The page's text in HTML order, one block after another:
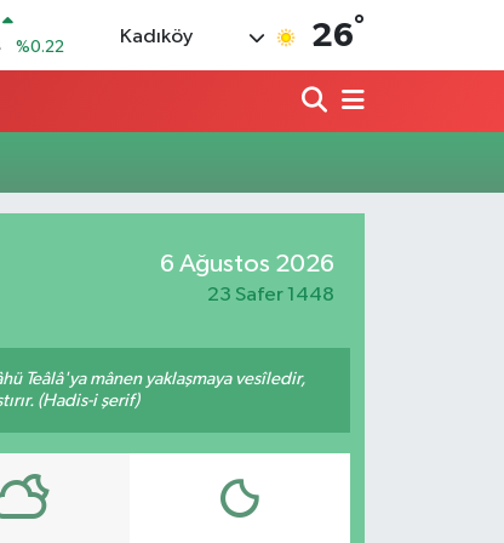
%0.22
%0.66
Kadıköy 26°
6 Ağustos 2026
23 Safer 1448
Teâlâ'ya mânen yaklaşmaya vesîledir,
(Hadis-i şerif)